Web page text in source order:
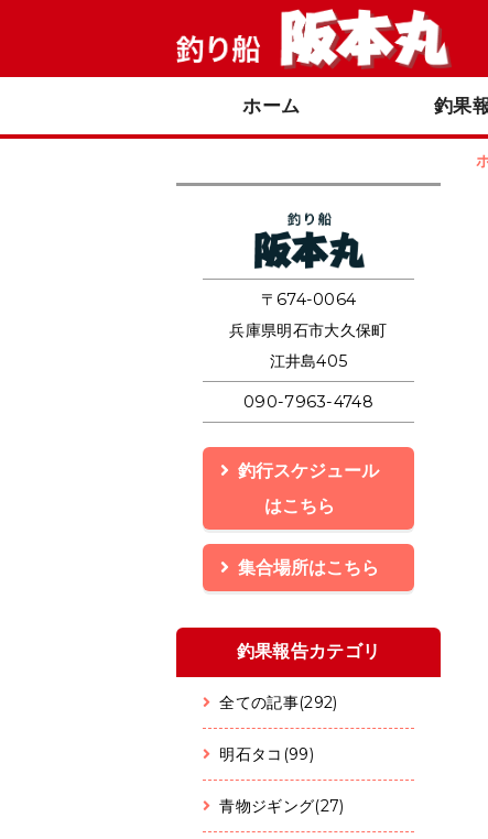
ホーム 釣果
〒674-0064
兵庫県明石市大久保町
江井島405
090-7963-4748
釣行スケジュール
はこちら
集合場所はこちら
釣果報告カテゴリ
全ての記事(292)
明石タコ(99)
青物ジギング(27)